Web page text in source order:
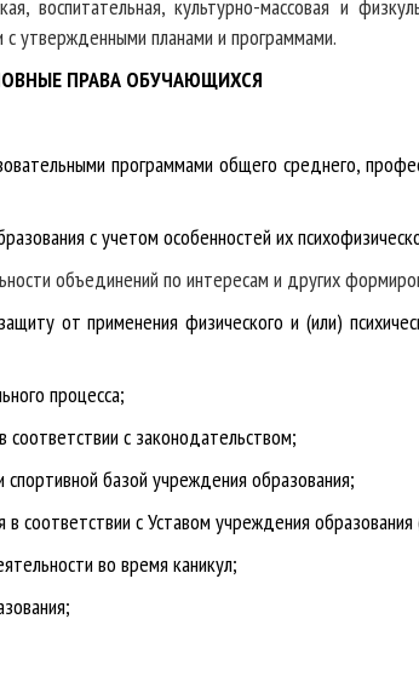
воспитательная, культурно-массовая и
утвержденными планами и программами.
ПРАВА ОБУЧАЮЩИХСЯ
программами общего среднего,
с учетом особенностей их
объединений по интересам и других
от применения физического и (или)
процесса;
соответствии с законодательством;
спортивной базой учреждения образования;
соответствии с Уставом учреждения
во время каникул;